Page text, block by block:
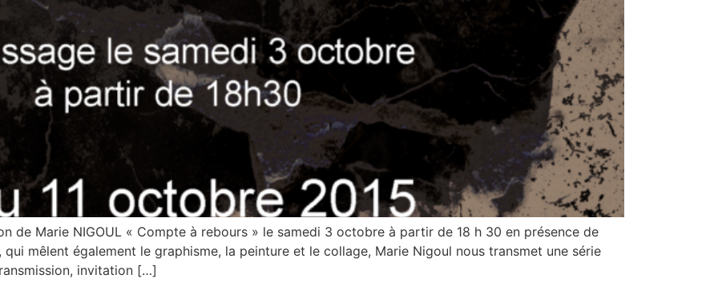
de Marie NIGOUL « Compte à rebours » le samedi 3 octobre à partir de 18 h 30 en présence de
mêlent également le graphisme, la peinture et le collage, Marie Nigoul nous transmet une série
invitation […]